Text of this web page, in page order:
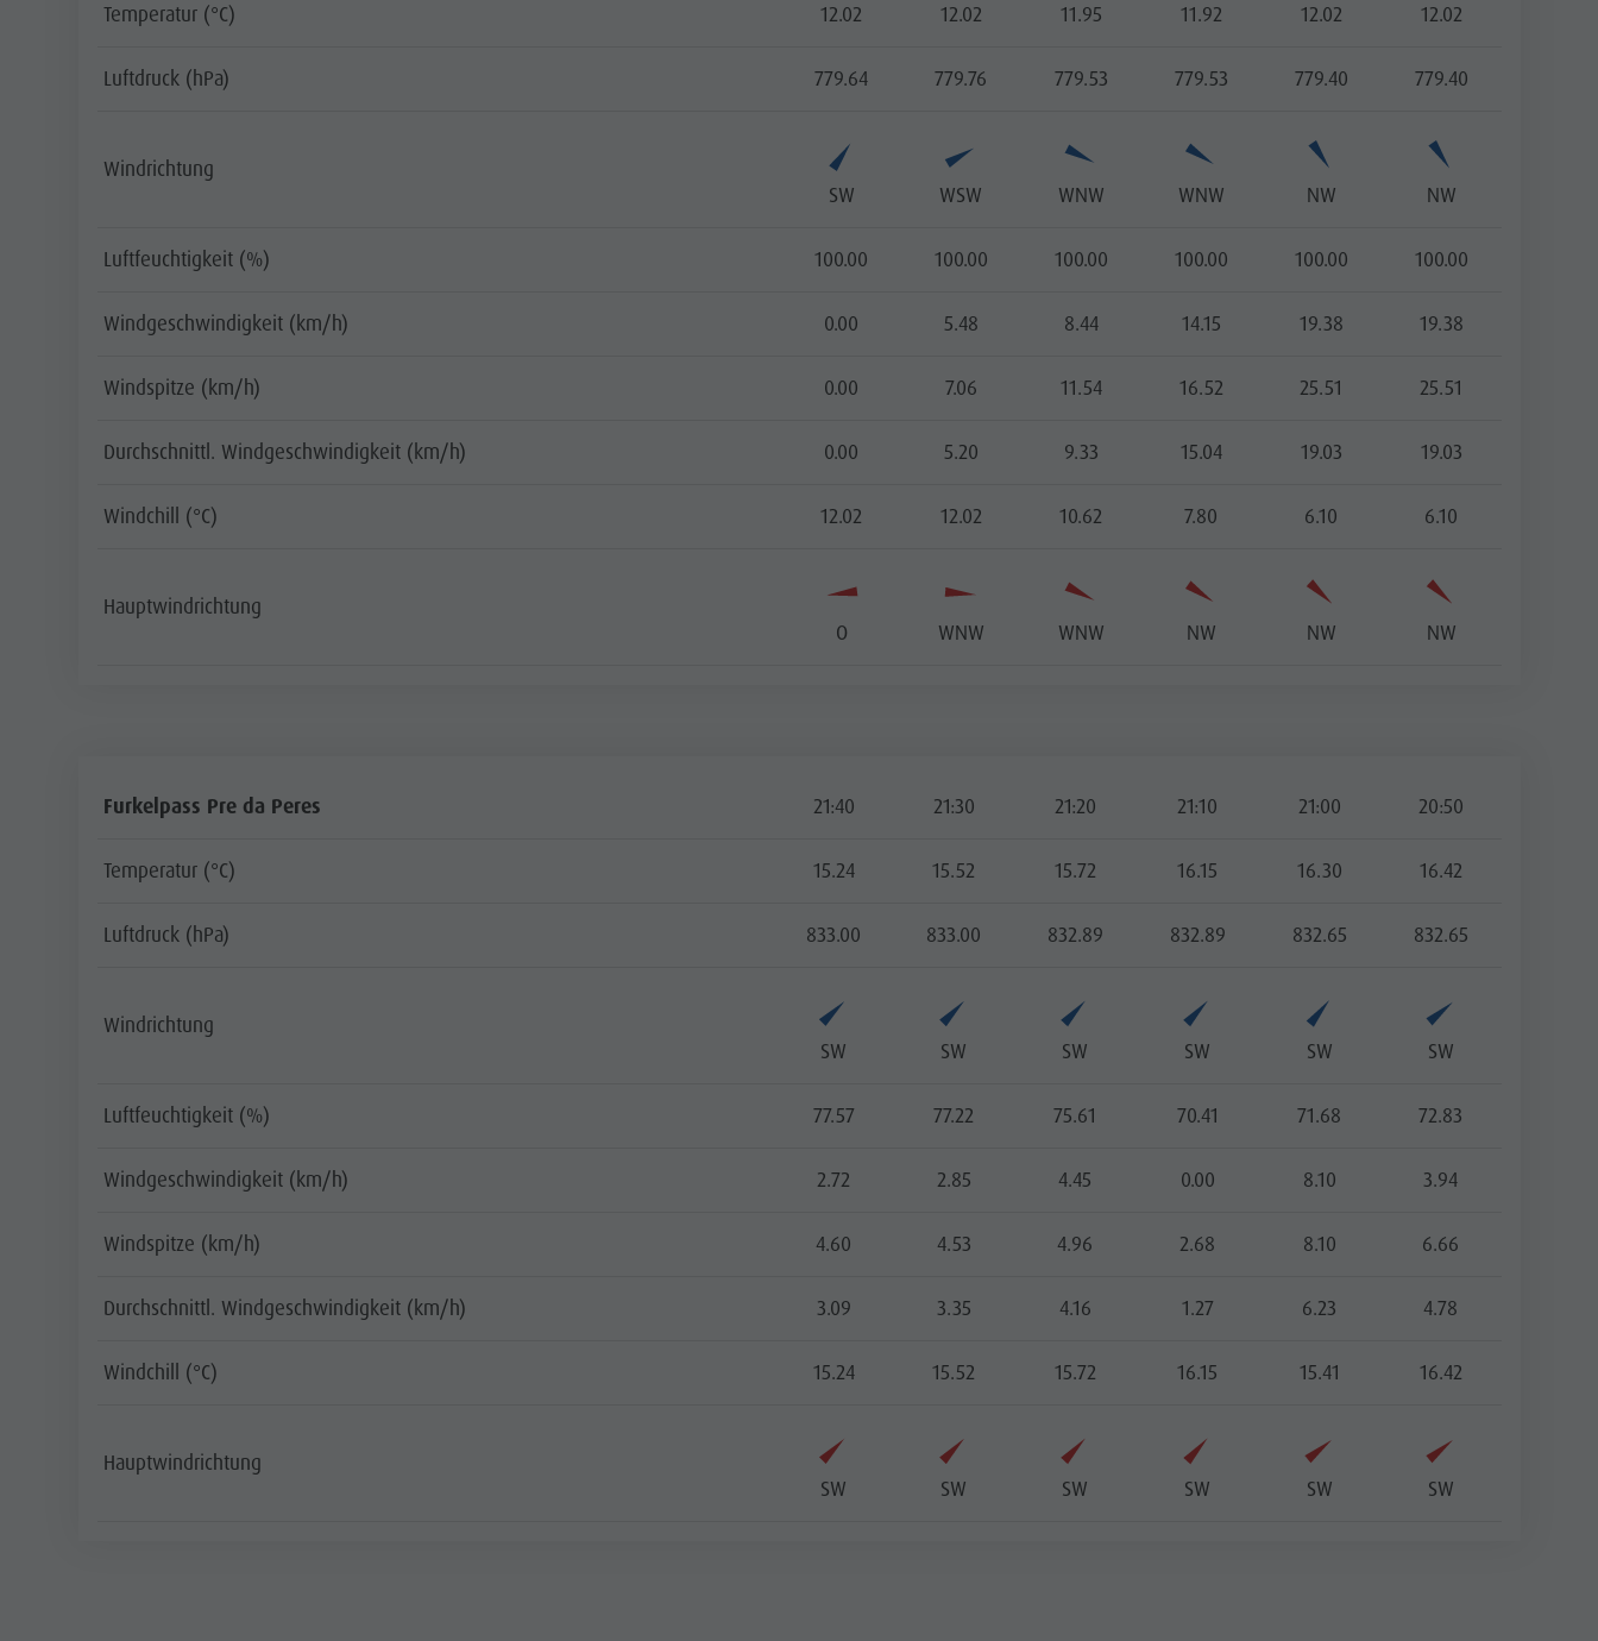
Temperatur (°C) 12.02 12.02 11.95 11.92 12.02 12.02
Luftdruck (hPa) 779.64 779.76 779.53 779.53 779.40 779.40
Windrichtung
SW
WSW WNW WNW NW NW
Luftfeuchtigkeit (%) 100.00 100.00 100.00 100.00 100.00 100.00
Windgeschwindigkeit (km/h) 0.00 5.48 8.44 14.15 19.38 19.38
Windspitze (km/h) 0.00 7.06 11.54 16.52 25.51 25.51
Durchschnittl. Windgeschwindigkeit (km/h) 0.00 5.20 9.33 15.04 19.03 19.03
Windchill (°C) 12.02 12.02 10.62 7.80 6.10 6.10
Hauptwindrichtung
O
WNW WNW NW NW NW
Furkelpass Pre da Peres 21:40 21:30 21:20 21:10 21:00 20:50
Temperatur (°C) 15.24 15.52 15.72 16.15 16.30 16.42
Luftdruck (hPa) 833.00 833.00 832.89 832.89 832.65 832.65
Windrichtung
SW
SW SW SW SW SW
Luftfeuchtigkeit (%) 77.57 77.22 75.61 70.41 71.68 72.83
Windgeschwindigkeit (km/h) 2.72 2.85 4.45 0.00 8.10 3.94
Windspitze (km/h) 4.60 4.53 4.96 2.68 8.10 6.66
Durchschnittl. Windgeschwindigkeit (km/h) 3.09 3.35 4.16 1.27 6.23 4.78
Windchill (°C) 15.24 15.52 15.72 16.15 15.41 16.42
Hauptwindrichtung
SW
SW SW SW SW SW